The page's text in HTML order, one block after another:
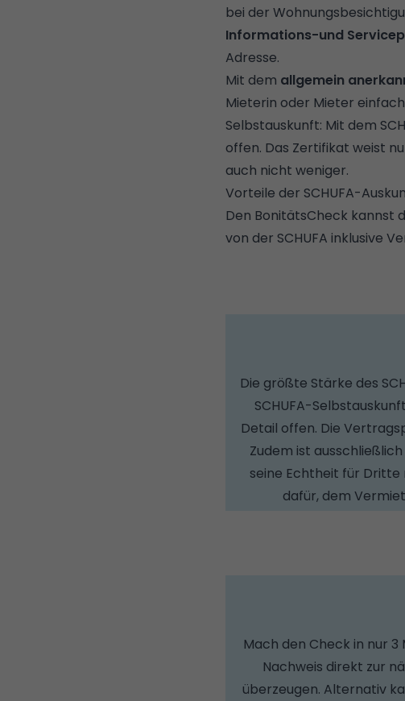
bei der
Informations-und
Adresse.
Mit dem allgemein
Mieterin oder Mieter
Selbstauskunft: Mit dem
offen. Das Zertifikat weist
auch nicht weniger.
Vorteile der SCHUFA-
Den BonitätsCheck kannst
von der SCHUFA inklusive
Die größte Stärke des
SCHUFA-
Detail offen. Die
Zudem ist
seine Echtheit für Dritte
dafür, dem
Mach den Check in nur
Nachweis direkt zur
überzeugen. Alternativ